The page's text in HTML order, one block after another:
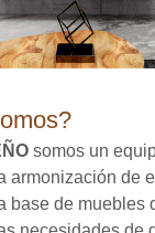
somos un
armonización de
base de muebles